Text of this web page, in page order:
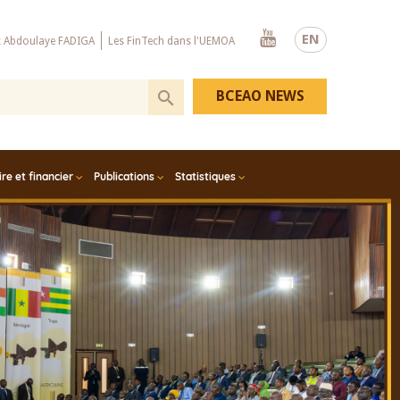
EN
Abdoulaye FADIGA Les FinTech dans l'UEMOA
Youtube
et financier Publications Statistiques
BCEAO NEWS